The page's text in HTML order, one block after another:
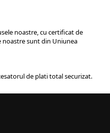
noastre, cu certificat de
noastre sunt din Uniunea
de plati total securizat.